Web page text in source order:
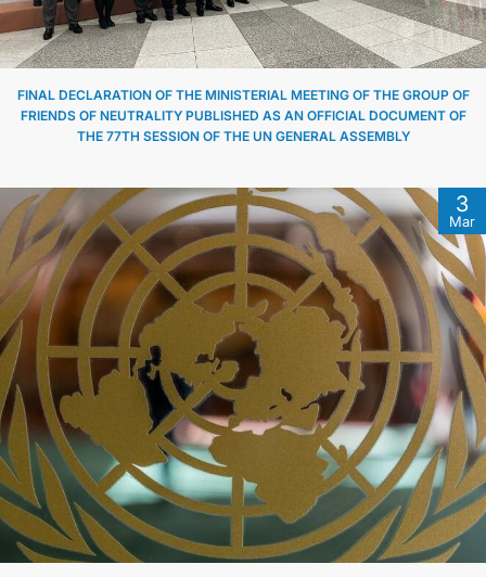
FINAL DECLARATION OF THE MINISTERIAL MEETING OF THE GROUP OF
FRIENDS OF NEUTRALITY PUBLISHED AS AN OFFICIAL DOCUMENT OF
THE 77TH SESSION OF THE UN GENERAL ASSEMBLY
3
Mar